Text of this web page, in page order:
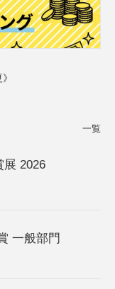
一覧
展 2026
一般部門